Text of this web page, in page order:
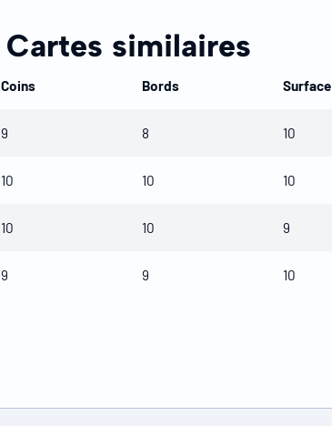
Cartes similaires
Coins Bords Surface
9 8 10
10 10 10
10 10 9
9 9 10